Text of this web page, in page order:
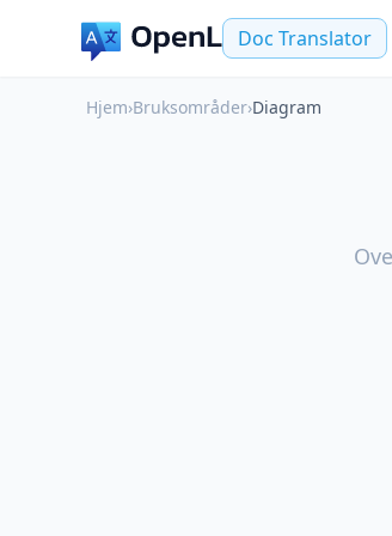
Doc Translator
Hjem›Bruksområder›Diagram